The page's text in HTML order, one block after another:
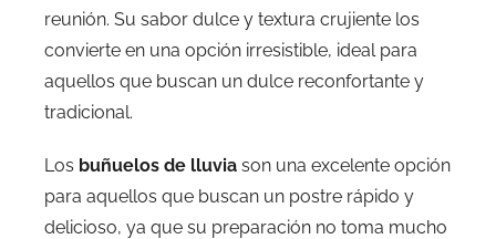
reunión. Su sabor dulce y textura crujiente los
convierte en una opción irresistible, ideal para
aquellos que buscan un dulce reconfortante y
tradicional.
Los buñuelos de lluvia son una excelente opción
para aquellos que buscan un postre rápido y
delicioso, ya que su preparación no toma mucho